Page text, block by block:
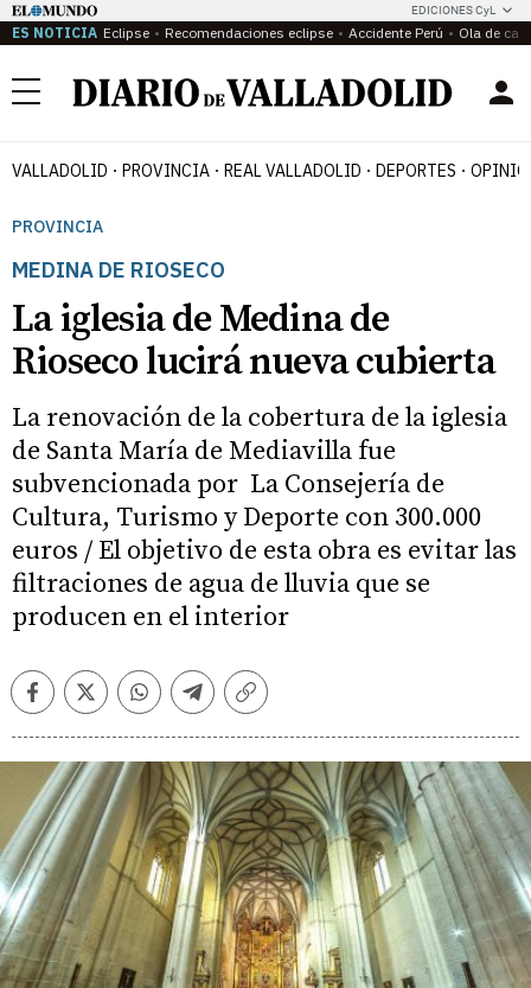
EDICIONES CyL
ES NOTICIA Eclipse Recomendaciones eclipse Accidente Perú Ola de
Menú
VALLADOLID PROVINCIA REAL VALLADOLID DEPORTES
PROVINCIA
MEDINA DE RIOSECO
La iglesia de Medina de
Rioseco lucirá nueva cubierta
La renovación de la cobertura de la iglesia
de Santa María de Mediavilla fue
subvencionada por La Consejería de
Cultura, Turismo y Deporte con 300.000
euros / El objetivo de esta obra es evitar las
filtraciones de agua de lluvia que se
producen en el interior
FacebookTwitterWhatsappTelegramCopiar